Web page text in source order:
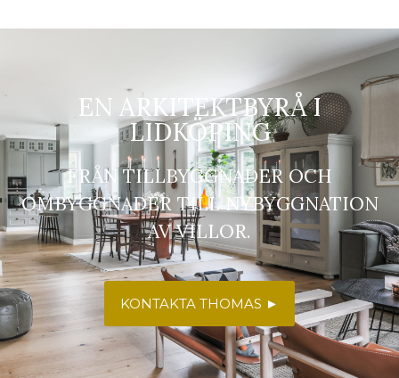
EN ARKITEKTBYRÅ I
LIDKÖPING
FRÅN TILLBYGGNADER OCH
OMBYGGNADER TILL NYBYGGNATION
AV VILLOR.
KONTAKTA THOMAS ►